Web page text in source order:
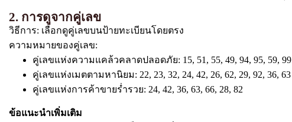
2. การดูจากคู่เลข
วิธีการ: เลือกดูคู่เลขบนป้ายทะเบียนโดยตรง
ความหมายของคู่เลข:
คู่เลขแห่งความแคล้วคลาดปลอดภัย: 15, 51, 55, 49, 94, 95, 59, 99
คู่เลขแห่งเมตตามหานิยม: 22, 23, 32, 24, 42, 26, 62, 29, 92, 36, 63
คู่เลขแห่งการค้าขายร่ำรวย: 24, 42, 36, 63, 66, 28, 82
ข้อแนะนำเพิ่มเติม